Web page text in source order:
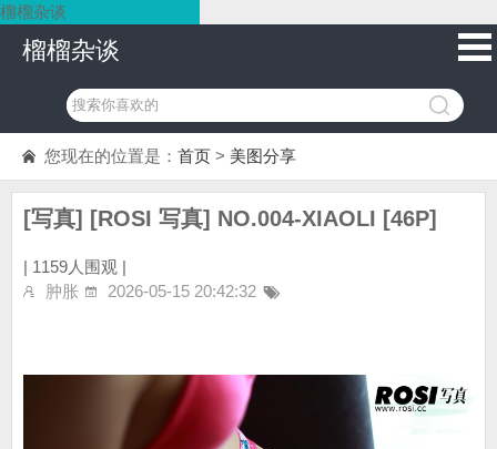
榴榴杂谈
榴榴杂谈
您现在的位置是： 首页 > 美图分享
[写真] [ROSI 写真] NO.004-XIAOLI [46P]
| 1159人围观 |
肿胀
2026-05-15 20:42:32